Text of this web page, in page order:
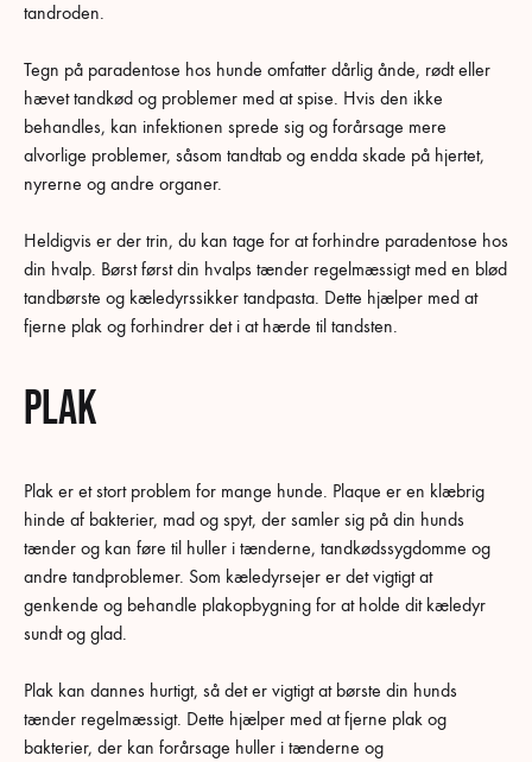
tandroden.
Tegn på paradentose hos hunde omfatter dårlig ånde, rødt eller
hævet tandkød og problemer med at spise. Hvis den ikke
behandles, kan infektionen sprede sig og forårsage mere
alvorlige problemer, såsom tandtab og endda skade på hjertet,
nyrerne og andre organer.
Heldigvis er der trin, du kan tage for at forhindre paradentose hos
din hvalp. Børst først din hvalps tænder regelmæssigt med en blød
tandbørste og kæledyrssikker tandpasta. Dette hjælper med at
fjerne plak og forhindrer det i at hærde til tandsten.
Plak
Plak er et stort problem for mange hunde. Plaque er en klæbrig
hinde af bakterier, mad og spyt, der samler sig på din hunds
tænder og kan føre til huller i tænderne, tandkødssygdomme og
andre tandproblemer. Som kæledyrsejer er det vigtigt at
genkende og behandle plakopbygning for at holde dit kæledyr
sundt og glad.
Plak kan dannes hurtigt, så det er vigtigt at børste din hunds
tænder regelmæssigt. Dette hjælper med at fjerne plak og
bakterier, der kan forårsage huller i tænderne og